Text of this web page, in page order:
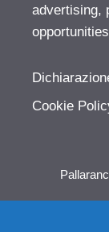
advertising,
Cookie